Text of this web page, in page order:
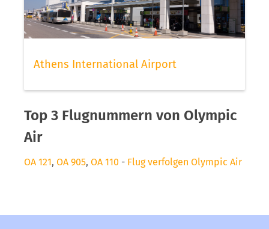
Athens International Airport
Top 3 Flugnummern von Olympic
Air
OA 121, OA 905, OA 110 - Flug verfolgen Olympic Air